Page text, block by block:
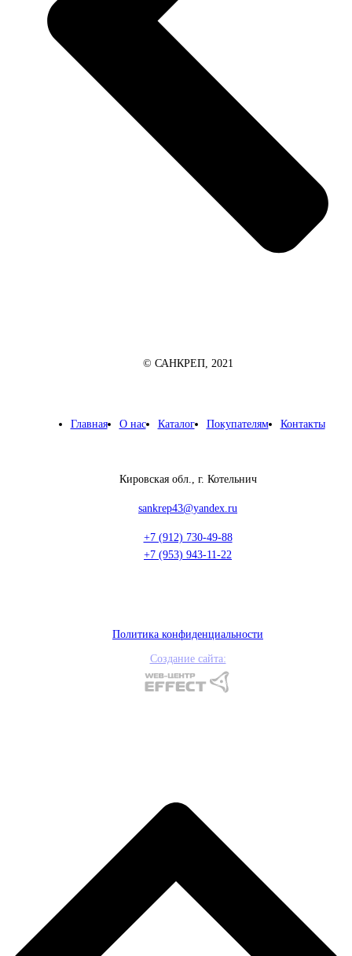
© САНКРЕП, 2021
Главная О нас Каталог Покупателям Контакты
Кировская обл., г. Котельнич
sankrep43@yandex.ru
+7 (912) 730-49-88
+7 (953) 943-11-22
Политика конфиденциальности
Создание сайта: